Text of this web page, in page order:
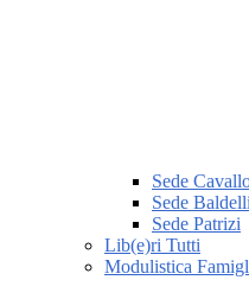
Sede
Sede Baldelli
Sede Patrizi
Lib(e)ri Tutti
Modulistica